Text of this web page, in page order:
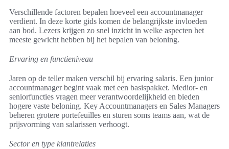
Verschillende factoren bepalen hoeveel een accountmanager
verdient. In deze korte gids komen de belangrijkste invloeden
aan bod. Lezers krijgen zo snel inzicht in welke aspecten het
meeste gewicht hebben bij het bepalen van beloning.
Ervaring en functieniveau
Jaren op de teller maken verschil bij ervaring salaris. Een junior
accountmanager begint vaak met een basispakket. Medior- en
seniorfuncties vragen meer verantwoordelijkheid en bieden
hogere vaste beloning. Key Accountmanagers en Sales Managers
beheren grotere portefeuilles en sturen soms teams aan, wat de
prijsvorming van salarissen verhoogt.
Sector en type klantrelaties